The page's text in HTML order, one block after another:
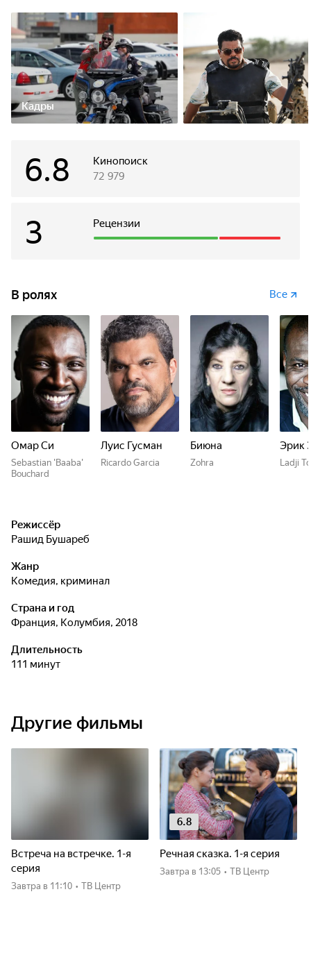
Кадры
Кинопоиск
6.8 72 979
Рецензии
3
В ролях Все
Омар Си
Sebastian 'Baaba'
Bouchard
Луис Гусман
Ricardo Garcia
Биюна
Zohra
Эрик
Ladji
Режиссёр
Рашид Бушареб
Жанр
комедия, криминал
Страна и год
Франция, Колумбия, 2018
Длительность
111 минут
Другие фильмы
Встреча на встречке. 1-я
серия
Завтра в 11:10 • ТВ Центр
6.8
Речная сказка. 1-я серия
Завтра в 13:05 • ТВ Центр